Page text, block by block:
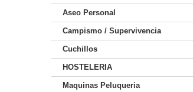
Aseo Personal
Campismo / Supervivencia
Cuchillos
HOSTELERIA
Maquinas Peluqueria